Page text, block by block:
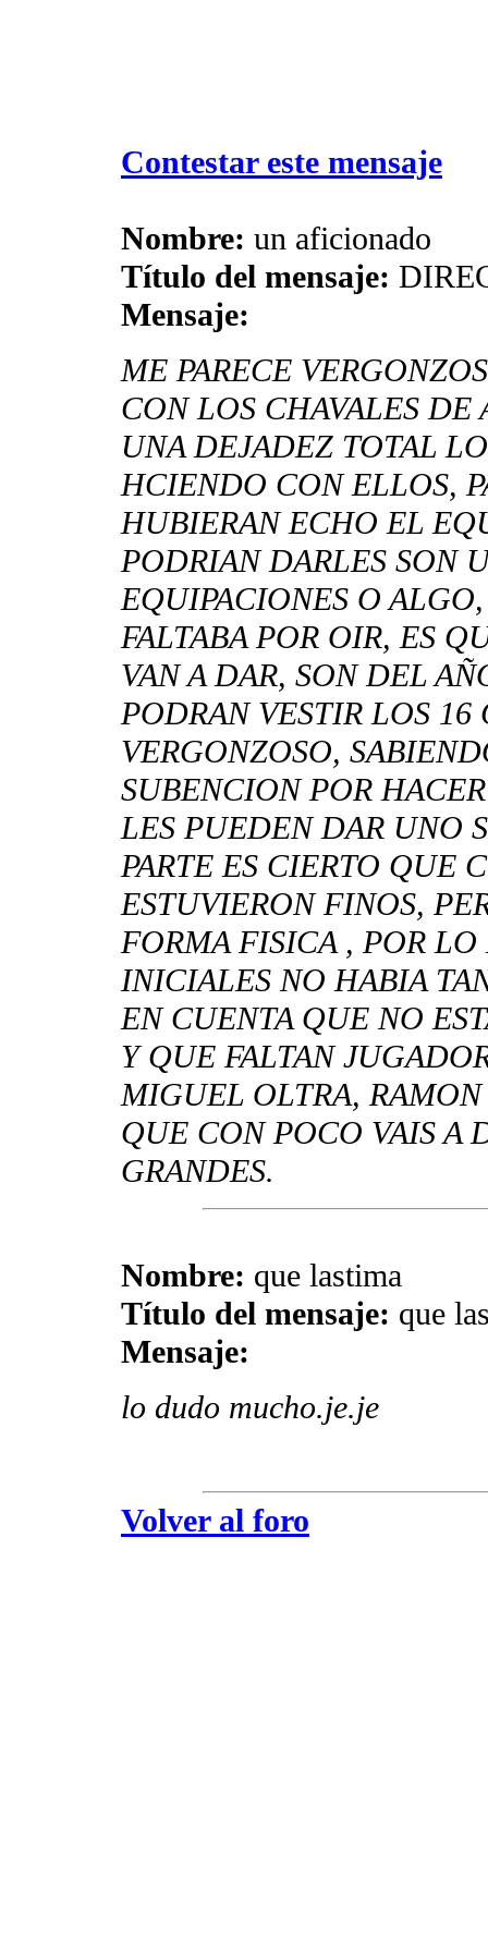
Contestar este mensaje
Nombre: un aficionado
Título del mensaje:
Mensaje:
ME PARECE
CON LOS CHAVALES DE
UNA DEJADEZ TOTAL
HCIENDO CON ELLOS,
HUBIERAN ECHO EL
PODRIAN DARLES SON
EQUIPACIONES O
FALTABA POR OIR, ES
VAN A DAR, SON DEL
PODRAN VESTIR LOS 16
VERGONZOSO,
SUBENCION POR
LES PUEDEN DAR UNO
PARTE ES CIERTO QUE
ESTUVIERON FINOS,
FORMA FISICA , POR
INICIALES NO HABIA
EN CUENTA QUE NO
Y QUE FALTAN
MIGUEL OLTRA,
QUE CON POCO VAIS A
GRANDES.
Nombre: que lastima
Título del mensaje: que
Mensaje:
lo dudo mucho.je.je
Volver al foro